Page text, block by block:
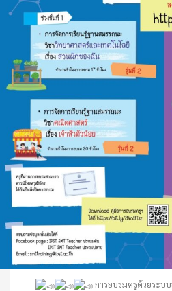
การอบรมครูด้วยระบ